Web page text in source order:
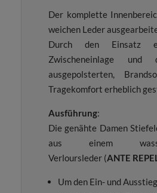
Der komplette
weichen Leder
Durch den Einsatz
Zwischeneinlage und
ausgepolsterten,
Tragekomfort erheblich
Ausführung:
Die genähte Damen
aus einem
Verloursleder (ANTE
Um den Ein- und